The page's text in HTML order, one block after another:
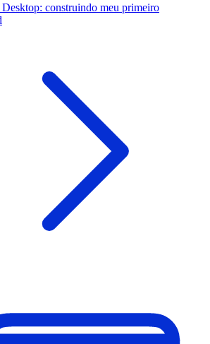
construindo meu primeiro